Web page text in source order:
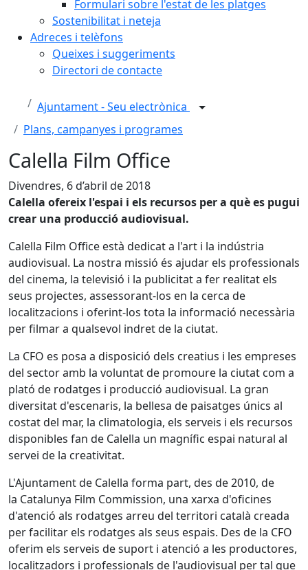
Formulari sobre l'estat de les platges
Sostenibilitat i neteja
Adreces i telèfons
Queixes i suggeriments
Directori de contacte
Ajuntament - Seu electrònica
Plans, campanyes i programes
Calella Film Office
Divendres, 6 d’abril de 2018
Calella ofereix l'espai i els recursos per a què es pugui
crear una producció audiovisual.
Calella Film Office està dedicat a l'art i la indústria
audiovisual. La nostra missió és ajudar els professionals
del cinema, la televisió i la publicitat a fer realitat els
seus projectes, assessorant-los en la cerca de
localitzacions i oferint-los tota la informació necessària
per filmar a qualsevol indret de la ciutat.
La CFO es posa a disposició dels creatius i les empreses
del sector amb la voluntat de promoure la ciutat com a
plató de rodatges i producció audiovisual. La gran
diversitat d'escenaris, la bellesa de paisatges únics al
costat del mar, la climatologia, els serveis i els recursos
disponibles fan de Calella un magnífic espai natural al
servei de la creativitat.
L'Ajuntament de Calella forma part, des de 2010, de
la Catalunya Film Commission, una xarxa d'oficines
d'atenció als rodatges arreu del territori català creada
per facilitar els rodatges als seus espais. Des de la CFO
oferim els serveis de suport i atenció a les productores,
localitzadors i professionals de l'audiovisual per tal que